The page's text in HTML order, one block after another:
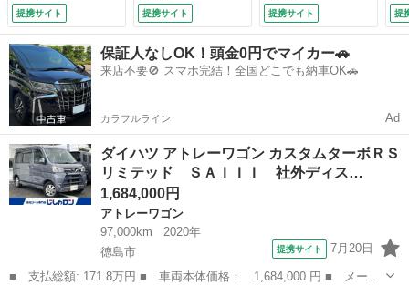
ラドライブレコーダ
ー ＥＴＣ 左側パ
ワースライドドア
アイドリングストッ
プ オートマチック
ハイビーム スペア
キー 本体取扱説明
書 保証書 （車検
整備付）
提携サイト
側パワスラ オート
ハイビーム フォ
グ バイザー アイ
ドリングストップ
横滑り防止 衝突軽
オートエアコン シ
マット （検8.11）
提携サイト
ィンドー オートラ
イト エアコン マ
検整備付）
提携サイト
リ
エ
提
保証人なしOK！頭金0円でマイカー🚗
来店不要🚫 スマホ完結！全国どこでも納車OK🚗
カラフルライン Ad
ダイハツ アトレーワゴン カスタムターボＲＳ
リミテッド ＳＡＩＩＩ 社外ディス…
1,684,000円
アトレーワゴン
97,000km
2020年
徳島市
提携サイト 7月20日
■ 支払総額: 171.8万円 ■ 車両本体価格： 1,684,000 円 ■ メーカ